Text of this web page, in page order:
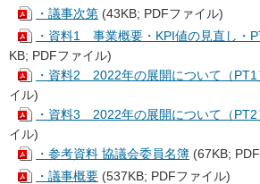
・議事次第 (43KB; PDFファイル)
・資料1 事業概要・KPI値の見直し・
KB; PDFファイル)
・資料2 2022年の展開について（PT1
イル)
・資料3 2022年の展開について（PT2
イル)
・参考資料 協議会委員名簿 (67KB;
・議事概要 (537KB; PDFファイル)